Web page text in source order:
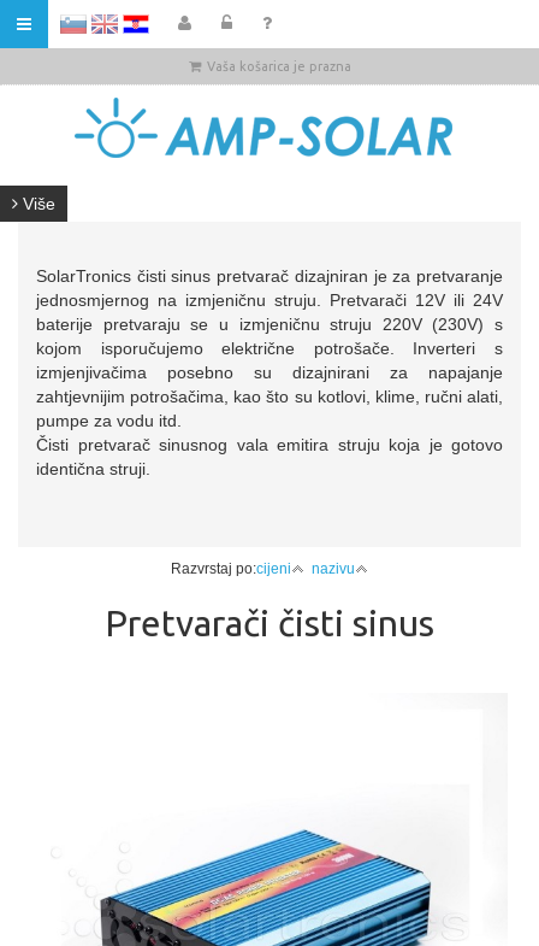
Vaša košarica je prazna
Više
SolarTronics čisti sinus pretvarač dizajniran je za pretvaranje
jednosmjernog na izmjeničnu struju. Pretvarači 12V ili 24V
baterije pretvaraju se u izmjeničnu struju 220V (230V) s
kojom isporučujemo električne potrošače. Inverteri s
izmjenjivačima posebno su dizajnirani za napajanje
zahtjevnijim potrošačima, kao što su kotlovi, klime, ručni alati,
pumpe za vodu itd.
Čisti pretvarač sinusnog vala emitira struju koja je gotovo
identična struji.
Razvrstaj po:cijeni nazivu
Pretvarači čisti sinus